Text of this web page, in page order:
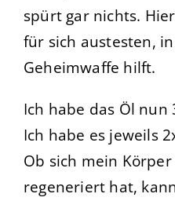
spürt gar nichts.
für sich austesten,
Geheimwaffe hilft.
Ich habe das Öl nun
Ich habe es jeweils
Ob sich mein
regeneriert hat,